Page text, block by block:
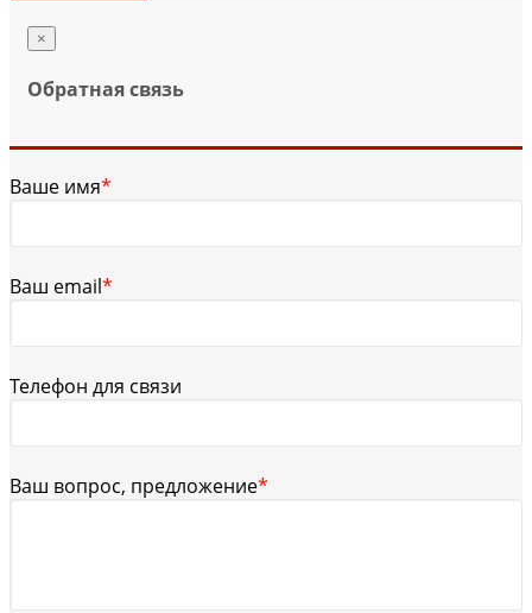
×
Обратная связь
Ваше имя*
Ваш email*
Телефон для связи
Ваш вопрос, предложение*